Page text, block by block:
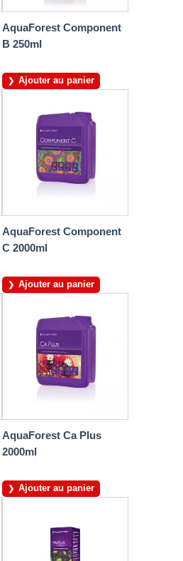
AquaForest Component
B 250ml
Ajouter au panier
AquaForest Component
C 2000ml
Ajouter au panier
AquaForest Ca Plus
2000ml
Ajouter au panier